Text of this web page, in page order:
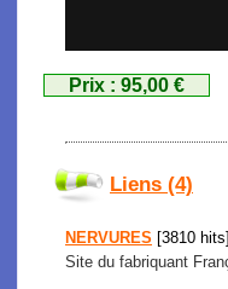
Prix : 95,00 €
Liens (4)
NERVURES [3810 hits]
Site du fabriquant